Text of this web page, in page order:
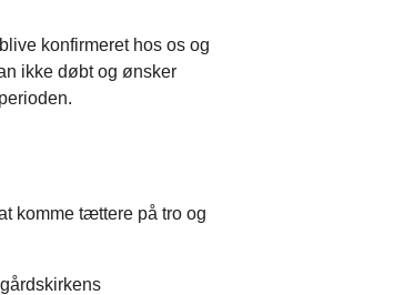
konfirmeret hos os og
ikke døbt og ønsker
komme tættere på tro og